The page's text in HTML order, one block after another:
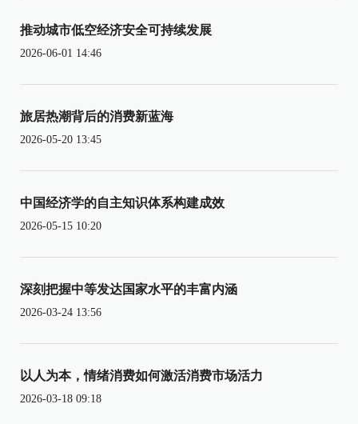
推动城市低空经济安全可持续发展
2026-06-01 14:46
旅居热潮背后的消费新蓝海
2026-05-20 13:45
中国经济学的自主知识体系构建成效
2026-05-15 10:20
深刻把握中等发达国家水平的丰富内涵
2026-03-24 13:56
以人为本，情绪消费如何激活消费市场活力
2026-03-18 09:18